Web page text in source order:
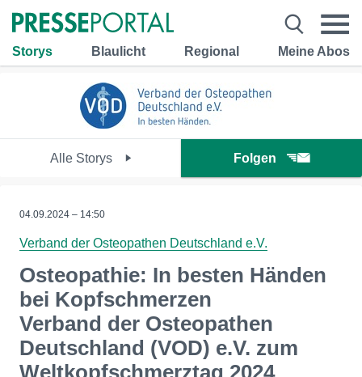
Storys Blaulicht Regional Meine Abos
Alle Storys Folgen
04.09.2024 – 14:50
Verband der Osteopathen Deutschland e.V.
Osteopathie: In besten Händen
bei Kopfschmerzen
Verband der Osteopathen
Deutschland (VOD) e.V. zum
Weltkopfschmerztag 2024